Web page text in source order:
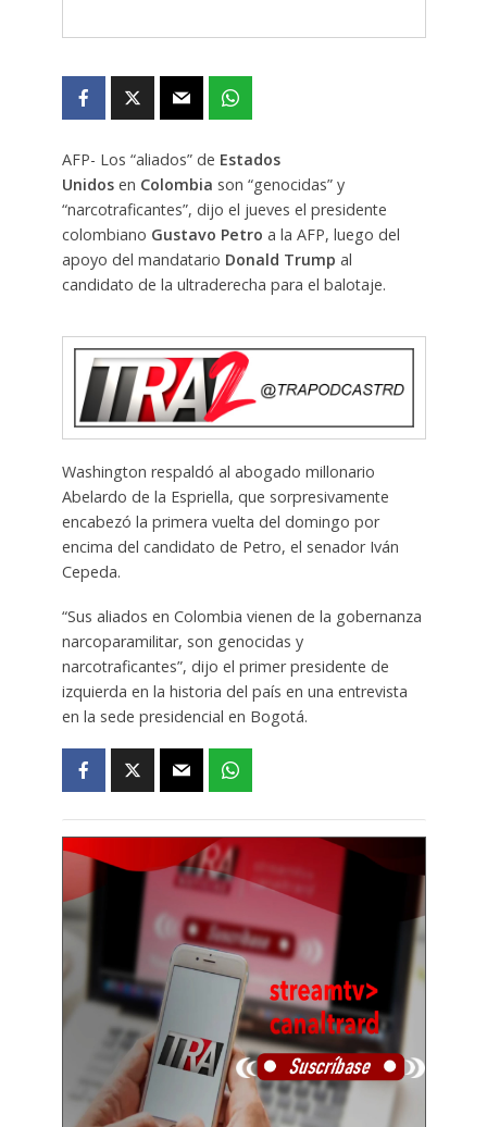
AFP- Los “aliados” de Estados
Unidosen Colombia son “genocidas” y
“narcotraficantes”, dijo el jueves el presidente
colombiano Gustavo Petro a la AFP, luego del
apoyo del mandatario Donald Trump al
candidato de la ultraderecha para el balotaje.
Washington respaldó al abogado millonario
Abelardo de la Espriella, que sorpresivamente
encabezó la primera vuelta del domingo por
encima del candidato de Petro, el senador Iván
Cepeda.
“Sus aliados en Colombia vienen de la gobernanza
narcoparamilitar, son genocidas y
narcotraficantes”, dijo el primer presidente de
izquierda en la historia del país en una entrevista
en la sede presidencial en Bogotá.